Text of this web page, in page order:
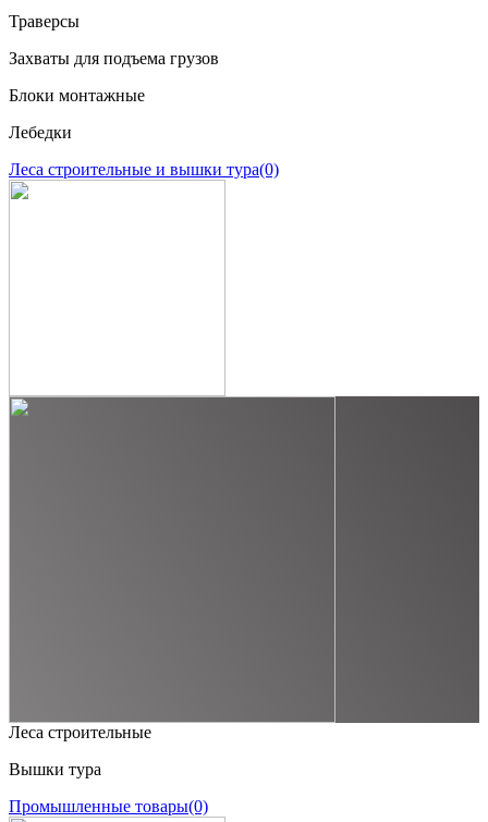
Траверсы
Захваты для подъема грузов
Блоки монтажные
Лебедки
Леса строительные и вышки тура(0)
Леса строительные
Вышки тура
Промышленные товары(0)